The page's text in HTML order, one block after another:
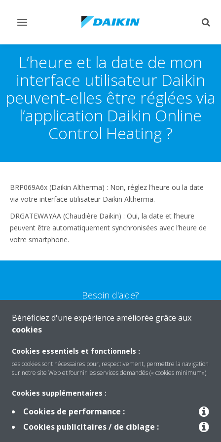
Afficher/masquer
L’heure et la date de mon
interface utilisateur Daikin
peuvent-elles être réglées via
l’application Daikin Online
Control Heating ?
BRP069A6x (Daikin Altherma) : Non, réglez l’heure ou la date
via votre interface utilisateur Daikin Altherma.
DRGATEWAYAA (Chaudière Daikin) : Oui, la date et l’heure
peuvent être automatiquement synchronisées avec l’heure de
votre smartphone.
Besoin d'aide?
CONTACTEZ-NOUS
Solutions
Bénéficiez d'une expérience améliorée grâce aux
cookies
Cookies essentiels et fonctionnels :
ces cookies sont nécessaires pour, respectivement, permettre la navigation
sur notre site Web et fournir les services demandés (« cookies minimum»).
Cookies supplémentaires :
Cookies de performance :
Cookies publicitaires / de ciblage :